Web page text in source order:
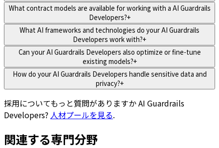
What contract models are available for working with a AI Guardrails
Developers?+
What AI frameworks and technologies do your AI Guardrails
Developers work with?+
Can your AI Guardrails Developers also optimize or fine-tune
existing models?+
How do your AI Guardrails Developers handle sensitive data and
privacy?+
採用についてもっと質問がありますかAI Guardrails
Developers? 人材プールを見る.
関連する専門分野